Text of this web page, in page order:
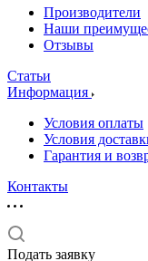
Производители
Наши
Отзывы
Статьи
Информация
Условия оплаты
Условия
Гарантия и
Контакты
Подать заявку